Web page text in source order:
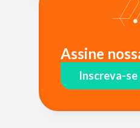
Assine
Inscreva-se